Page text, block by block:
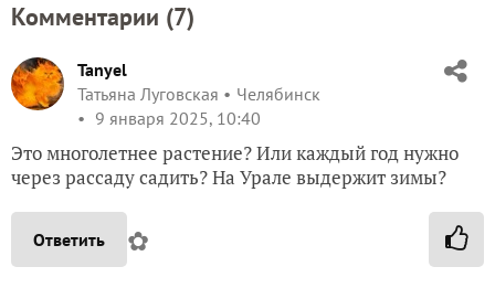
Комментарии (7)
Tanyel
Татьяна Луговская
Челябинск
9 января 2025, 10:40
Это многолетнее растение? Или каждый год нужно
через рассаду садить? На Урале выдержит зимы?
Ответить ✿